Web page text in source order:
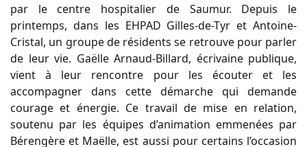
par le centre hospitalier de Saumur. Depuis le
printemps, dans les EHPAD Gilles-de-Tyr et Antoine-
Cristal, un groupe de résidents se retrouve pour parler
de leur vie. Gaëlle Arnaud-Billard, écrivaine publique,
vient à leur rencontre pour les écouter et les
accompagner dans cette démarche qui demande
courage et énergie. Ce travail de mise en relation,
soutenu par les équipes d’animation emmenées par
Bérengère et Maëlle, est aussi pour certains l’occasion